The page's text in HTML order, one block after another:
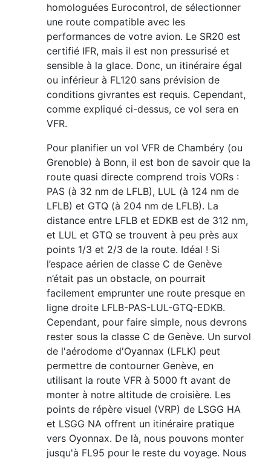
homologuées Eurocontrol, de sélectionner
une route compatible avec les
performances de votre avion. Le SR20 est
certifié IFR, mais il est non pressurisé et
sensible à la glace. Donc, un itinéraire égal
ou inférieur à FL120 sans prévision de
conditions givrantes est requis. Cependant,
comme expliqué ci-dessus, ce vol sera en
VFR.
Pour planifier un vol VFR de Chambéry (ou
Grenoble) à Bonn, il est bon de savoir que la
route quasi directe comprend trois VORs :
PAS (à 32 nm de LFLB), LUL (à 124 nm de
LFLB) et GTQ (à 204 nm de LFLB). La
distance entre LFLB et EDKB est de 312 nm,
et LUL et GTQ se trouvent à peu près aux
points 1/3 et 2/3 de la route. Idéal ! Si
l’espace aérien de classe C de Genève
n’était pas un obstacle, on pourrait
facilement emprunter une route presque en
ligne droite LFLB-PAS-LUL-GTQ-EDKB.
Cependant, pour faire simple, nous devrons
rester sous la classe C de Genève. Un survol
de l'aérodome d'Oyannax (LFLK) peut
permettre de contourner Genève, en
utilisant la route VFR à 5000 ft avant de
monter à notre altitude de croisière. Les
points de répère visuel (VRP) de LSGG HA
et LSGG NA offrent un itinéraire pratique
vers Oyonnax. De là, nous pouvons monter
jusqu'à FL95 pour le reste du voyage. Nous